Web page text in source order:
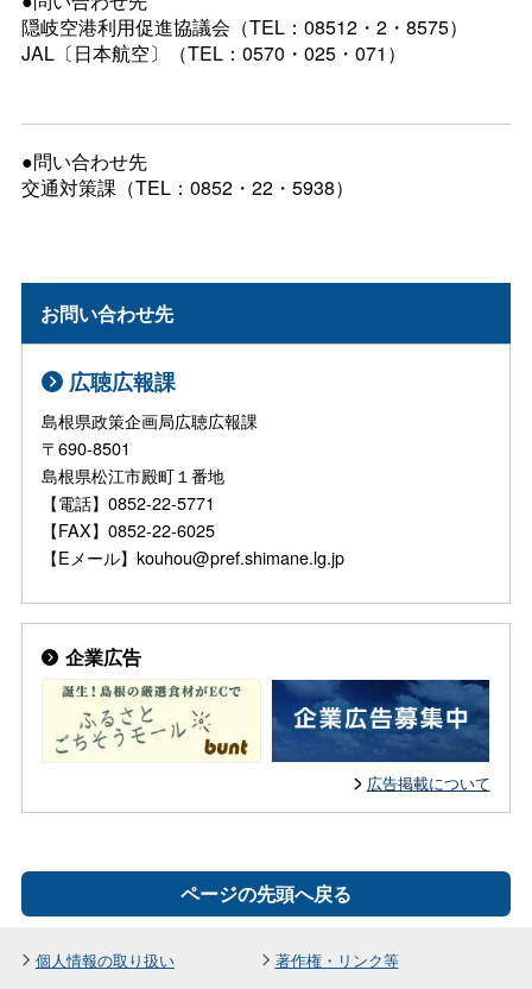
隠岐空港利用促進協議会（TEL：08512・2・8575）
JAL〔日本航空〕（TEL：0570・025・071）
●問い合わせ先
交通対策課（TEL：0852・22・5938）
お問い合わせ先
広聴広報課
島根県政策企画局広聴広報課
〒690-8501
島根県松江市殿町１番地
【電話】0852-22-5771
【FAX】0852-22-6025
【Eメール】kouhou@pref.shimane.lg.jp
企業広告
広告掲載について
ページの先頭へ戻る
個人情報の取り扱い 著作権・リンク等